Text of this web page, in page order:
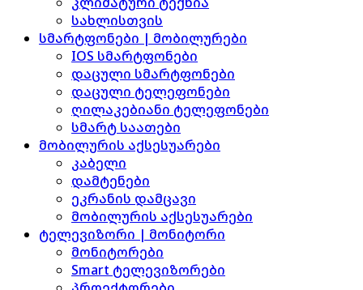
სახლისთვის
სმარტფონები | მობილურები
IOS სმარტფონები
დაცული სმარტფონები
დაცული ტელეფონები
ღილაკებიანი ტელეფონები
სმარტ საათები
მობილურის აქსესუარები
კაბელი
დამტენები
ეკრანის დამცავი
მობილურის აქსესუარები
ტელევიზორი | მონიტორი
მონიტორები
Smart ტელევიზორები